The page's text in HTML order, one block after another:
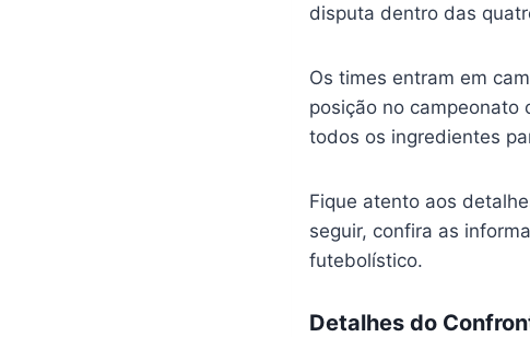
disputa dentro das
Os times entram em
posição no campeonato
todos os ingredientes
Fique atento aos
seguir, confira as
futebolístico.
Detalhes do